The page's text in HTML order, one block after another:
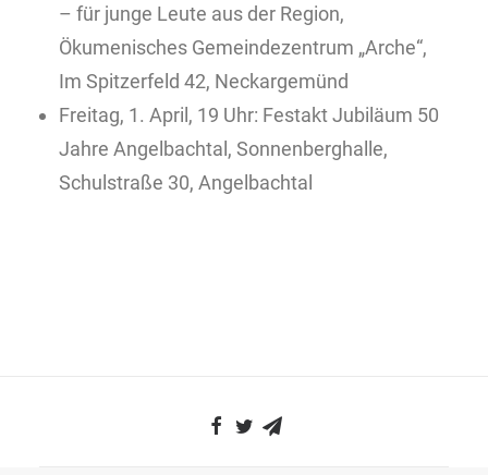
– für junge Leute aus der Region,
Ökumenisches Gemeindezentrum „Arche“,
Im Spitzerfeld 42, Neckargemünd
Freitag, 1. April, 19 Uhr: Festakt Jubiläum 50
Jahre Angelbachtal, Sonnenberghalle,
Schulstraße 30, Angelbachtal